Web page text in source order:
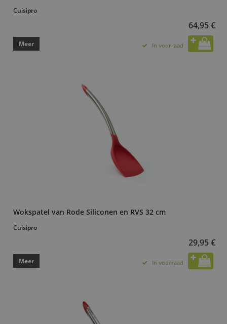
Cuisipro
64,95 €
Meer In voorraad
Wokspatel van Rode Siliconen en RVS 32 cm
Cuisipro
29,95 €
Meer In voorraad